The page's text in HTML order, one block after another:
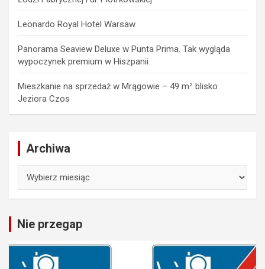
Leonardo Royal Hotel Warsaw
Panorama Seaview Deluxe w Punta Prima. Tak wygląda
wypoczynek premium w Hiszpanii
Mieszkanie na sprzedaż w Mrągowie – 49 m² blisko
Jeziora Czos
Archiwa
Nie przegap